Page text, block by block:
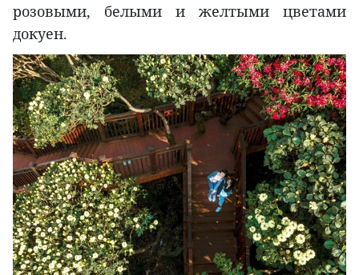
розовыми, белыми и желтыми цветами
докуен.